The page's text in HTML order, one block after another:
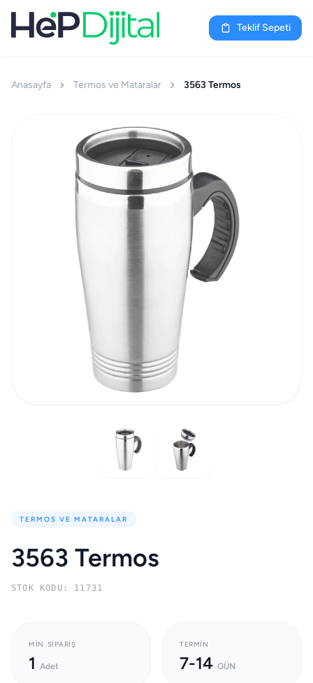
Teklif Sepeti
Anasayfa Termos ve Mataralar 3563 Termos
TERMOS VE MATARALAR
3563 Termos
STOK KODU: 11731
MIN. SIPARIŞ
1 Adet
TERMIN
7-14 GÜN